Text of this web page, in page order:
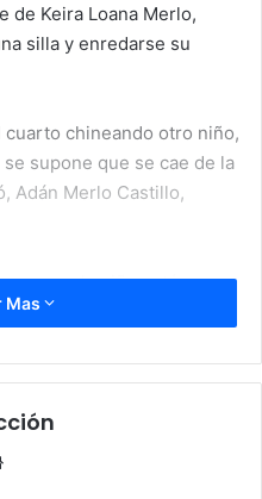
de Keira Loana Merlo,
silla y enredarse su
cuarto chineando otro niño,
se supone que se cae de la
Adán Merlo Castillo,
que laniñaestá
primero auxilios, al llegar
pero ya había muerto”.
la niña no tenía ningún
ha llevado a nosotros un
Mas